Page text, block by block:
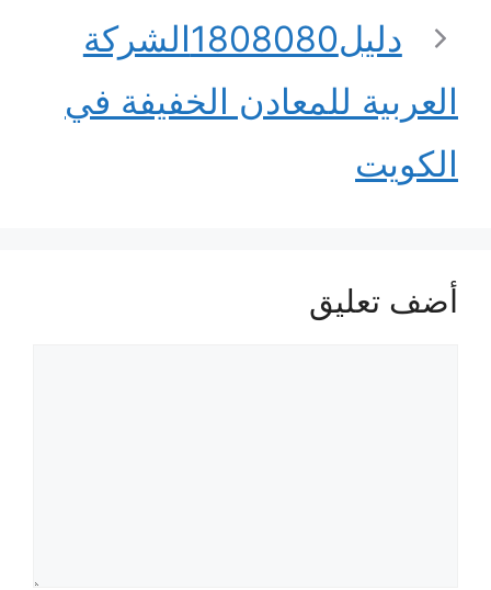
دليل1808080الشركة
العربية للمعادن الخفيفة في
الكويت
أضف تعليق